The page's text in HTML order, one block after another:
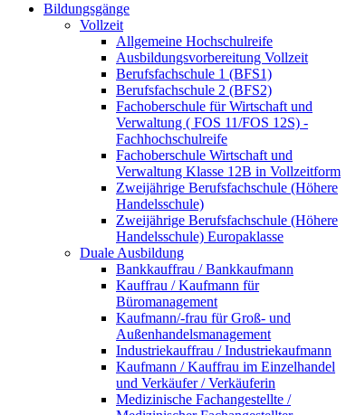
Bildungsgänge
Vollzeit
Allgemeine Hochschulreife
Ausbildungsvorbereitung Vollzeit
Berufsfachschule 1 (BFS1)
Berufsfachschule 2 (BFS2)
Fachoberschule für Wirtschaft und
Verwaltung ( FOS 11/FOS 12S) -
Fachhochschulreife
Fachoberschule Wirtschaft und
Verwaltung Klasse 12B in Vollzeitform
Zweijährige Berufsfachschule (Höhere
Handelsschule)
Zweijährige Berufsfachschule (Höhere
Handelsschule) Europaklasse
Duale Ausbildung
Bankkauffrau / Bankkaufmann
Kauffrau / Kaufmann für
Büromanagement
Kaufmann/-frau für Groß- und
Außenhandelsmanagement
Industriekauffrau / Industriekaufmann
Kaufmann / Kauffrau im Einzelhandel
und Verkäufer / Verkäuferin
Medizinische Fachangestellte /